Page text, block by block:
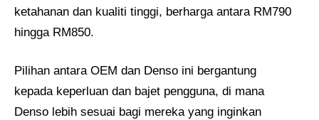
ketahanan dan kualiti tinggi, berharga antara RM790
hingga RM850.
Pilihan antara OEM dan Denso ini bergantung
kepada keperluan dan bajet pengguna, di mana
Denso lebih sesuai bagi mereka yang inginkan